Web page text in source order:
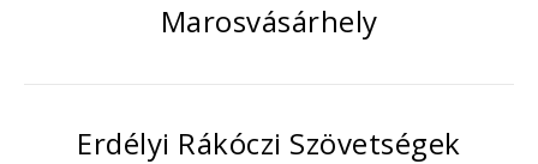
Marosvásárhely
Erdélyi Rákóczi Szövetségek